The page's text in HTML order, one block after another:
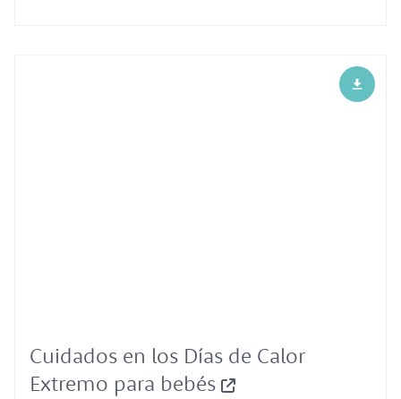
Cuidados en los Días de Calor
Extremo para bebés